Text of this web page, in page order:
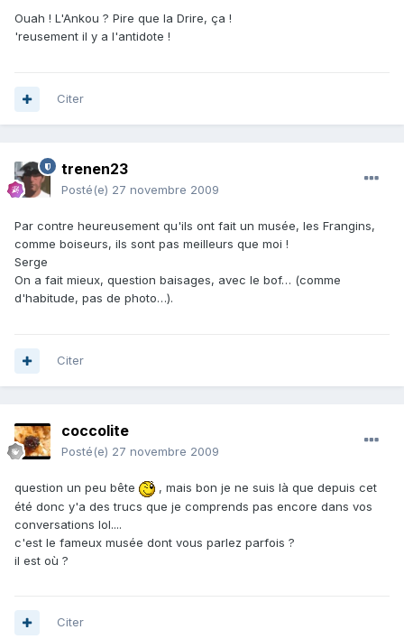
Ouah ! L'Ankou ? Pire que la Drire, ça !
'reusement il y a l'antidote !
Citer
trenen23
Posté(e) 27 novembre 2009
Par contre heureusement qu'ils ont fait un musée, les Frangins,
comme boiseurs, ils sont pas meilleurs que moi !
Serge
On a fait mieux, question baisages, avec le bof… (comme
d'habitude, pas de photo…).
Citer
coccolite
Posté(e) 27 novembre 2009
question un peu bête
, mais bon je ne suis là que depuis cet
été donc y'a des trucs que je comprends pas encore dans vos
conversations lol....
c'est le fameux musée dont vous parlez parfois ?
il est où ?
Citer